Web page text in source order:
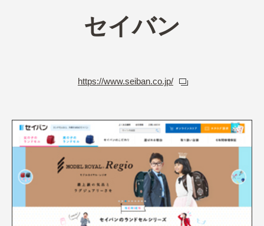
セイバン
https://www.seiban.co.jp/